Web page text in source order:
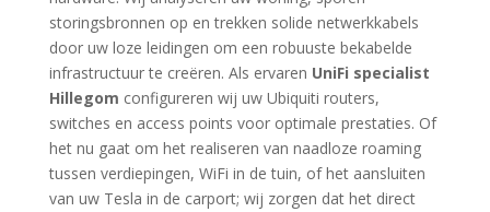
storingsbronnen op en trekken solide netwerkkabels
door uw loze leidingen om een robuuste bekabelde
infrastructuur te creëren. Als ervaren UniFi specialist
Hillegom configureren wij uw Ubiquiti routers,
switches en access points voor optimale prestaties. Of
het nu gaat om het realiseren van naadloze roaming
tussen verdiepingen, WiFi in de tuin, of het aansluiten
van uw Tesla in de carport; wij zorgen dat het direct